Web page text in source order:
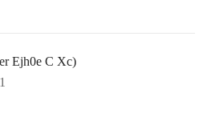
Ejh0e C Xc)